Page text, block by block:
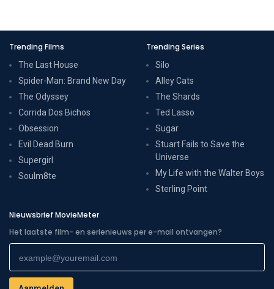
Trending Films
The Last House
Spider-Man: Brand New Day
The Odyssey
Corrida Dos Bichos
Obsession
Evil Dead Burn
Supergirl
Soulm8te
Trending Series
Silo
Alley Cats
The Shards
Ted Lasso
Sugar
Stuart Fails to Save the
Universe
My Life with the Walter Boys
Sterling Point
Nieuwsbrief MovieMeter
Het laatste film- en serienieuws per e-mail ontvangen?